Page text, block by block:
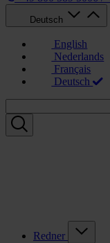
Deutsch
English
Nederlands
Français
Deutsch
Redner